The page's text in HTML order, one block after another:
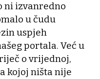
ni izvanredno
u čudu
uspjeh
portala. Već u
o vrijednoj,
kojoj ništa nije